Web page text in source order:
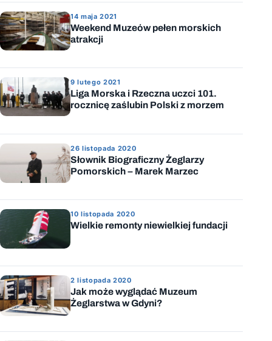
14 maja 2021
Weekend Muzeów pełen morskich
atrakcji
9 lutego 2021
Liga Morska i Rzeczna uczci 101.
rocznicę zaślubin Polski z morzem
26 listopada 2020
Słownik Biograficzny Żeglarzy
Pomorskich – Marek Marzec
10 listopada 2020
Wielkie remonty niewielkiej fundacji
2 listopada 2020
Jak może wyglądać Muzeum
Żeglarstwa w Gdyni?